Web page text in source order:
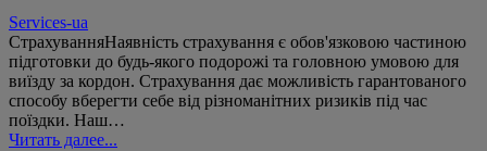
Services-ua
СтрахуванняНаявність страхування є обов'язковою частиною
підготовки до будь-якого подорожі та головною умовою для
виїзду за кордон. Страхування дає можливість гарантованого
способу вберегти себе від різноманітних ризиків під час
поїздки. Наш…
Читать далее...